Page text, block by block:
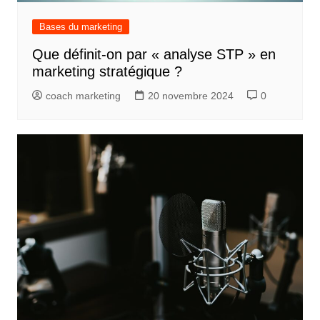
Bases du marketing
Que définit-on par « analyse STP » en
marketing stratégique ?
coach marketing 20 novembre 2024 0